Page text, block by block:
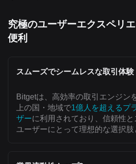
究極のユーザーエクスペリ
便利
スムーズでシームレスな取引体験
Bitgetは、高効率の取引エンジン
上の国・地域で1億人を超えるプ
ザーに利用されており、信頼性
ユーザーにとって理想的な選択肢